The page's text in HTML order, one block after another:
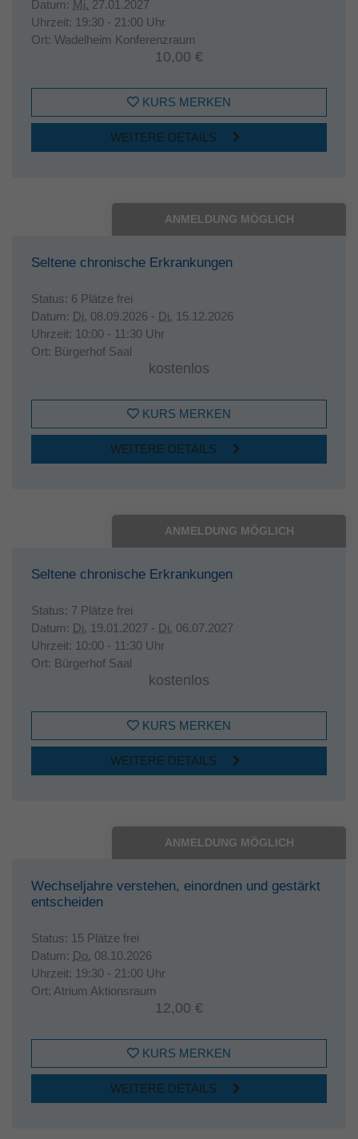
Datum: Mi. 27.01.2027
Uhrzeit: 19:30 - 21:00 Uhr
Ort: Wadelheim Konferenzraum
10,00 €
KURS MERKEN
WEITERE DETAILS
ANMELDUNG MÖGLICH
Seltene chronische Erkrankungen
Status: 6 Plätze frei
Datum: Di. 08.09.2026 - Di. 15.12.2026
Uhrzeit: 10:00 - 11:30 Uhr
Ort: Bürgerhof Saal
kostenlos
KURS MERKEN
WEITERE DETAILS
ANMELDUNG MÖGLICH
Seltene chronische Erkrankungen
Status: 7 Plätze frei
Datum: Di. 19.01.2027 - Di. 06.07.2027
Uhrzeit: 10:00 - 11:30 Uhr
Ort: Bürgerhof Saal
kostenlos
KURS MERKEN
WEITERE DETAILS
ANMELDUNG MÖGLICH
Wechseljahre verstehen, einordnen und gestärkt
entscheiden
Status: 15 Plätze frei
Datum: Do. 08.10.2026
Uhrzeit: 19:30 - 21:00 Uhr
Ort: Atrium Aktionsraum
12,00 €
KURS MERKEN
WEITERE DETAILS